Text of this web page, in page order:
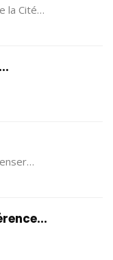
la Cité…